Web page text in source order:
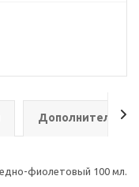
Дополнительно
фиолетовый 100 мл.